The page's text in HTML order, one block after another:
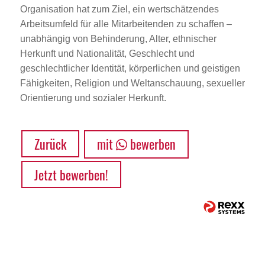
Organisation hat zum Ziel, ein wertschätzendes
Arbeitsumfeld für alle Mitarbeitenden zu schaffen –
unabhängig von Behinderung, Alter, ethnischer
Herkunft und Nationalität, Geschlecht und
geschlechtlicher Identität, körperlichen und geistigen
Fähigkeiten, Religion und Weltanschauung, sexueller
Orientierung und sozialer Herkunft.
Zurück mit
bewerben
Jetzt bewerben!